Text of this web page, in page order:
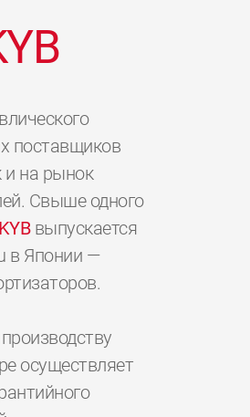
поставщиков
и на рынок
Свыше одного
KYBвыпускается
в Японии —
осуществляет
0